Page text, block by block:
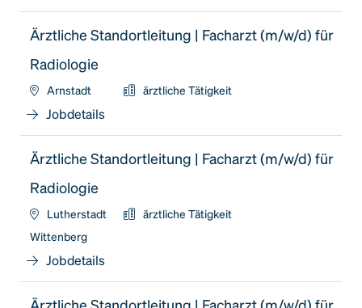
Ärztliche Standortleitung | Facharzt (m/w/d) für
Radiologie
Arnstadt ärztliche Tätigkeit
Jobdetails
Ärztliche Standortleitung | Facharzt (m/w/d) für
Radiologie
Lutherstadt
Wittenberg
ärztliche Tätigkeit
Jobdetails